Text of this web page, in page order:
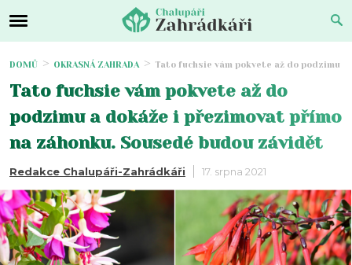
DOMŮ OKRASNÁ ZAHRADA Tato fuchsie vám pokvete až do podzimu
Tato fuchsie vám pokvete až do
podzimu a dokáže i přezimovat přímo
na záhonku. Sousedé budou závidět
Redakce Chalupáři-Zahrádkáři 17. srpna 2021